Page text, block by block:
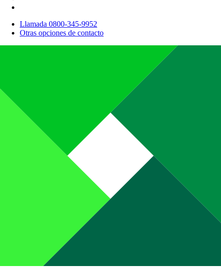
Llamada 0800-345-9952
Otras opciones de contacto